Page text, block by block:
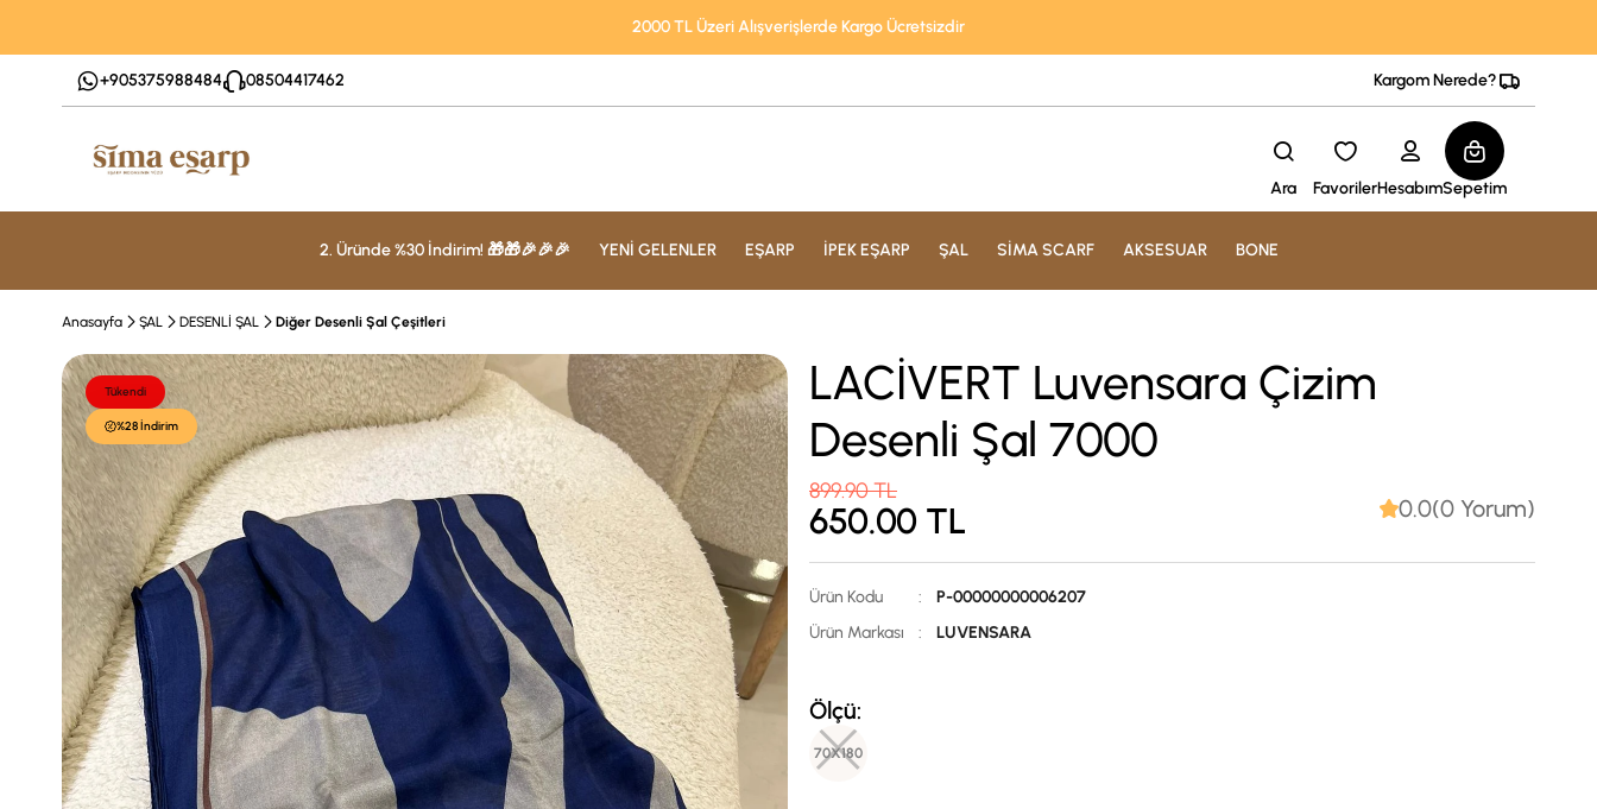
2000 TL Üzeri Alışverişlerde Kargo Ücretsizdir
+905375988484 08504417462 Kargom Nerede?
Ara FavorilerHesabımSepetim
2. Üründe %30 İndirim! 🎁🎁🎉🎉🎉 YENİ GELENLER EŞARP İPEK EŞARP ŞAL SİMA SCARF AKSESUAR BONE
Anasayfa ŞAL DESENLİ ŞAL Diğer Desenli Şal Çeşitleri
Tükendi
%28 İndirim
LACİVERT Luvensara Çizim
Desenli Şal 7000
899.90TL
650.00 TL 0.0(0 Yorum)
Ürün Kodu :
P-00000000006207
Ürün Markası
: LUVENSARA
Ölçü:
70X180